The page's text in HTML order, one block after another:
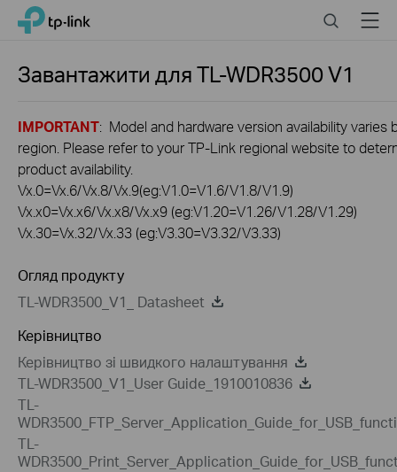
Click
navigation
TP-Link, Reliably Smart SearchMenu
Завантажити дляTL-WDR3500V1
IMPORTANT: Model and hardware version availability varies
region. Please refer to your TP-Link regional website to
product availability.
Vx.0=Vx.6/Vx.8/Vx.9(eg:V1.0=V1.6/V1.8/V1.9)
Vx.x0=Vx.x6/Vx.x8/Vx.x9 (eg:V1.20=V1.26/V1.28/V1.29)
Vx.30=Vx.32/Vx.33 (eg:V3.30=V3.32/V3.33)
Огляд продукту
TL-WDR3500_V1_ Datasheet
Керівництво
Керівництво зi швидкого налаштування
TL-WDR3500_V1_User Guide_1910010836
TL-
TL-